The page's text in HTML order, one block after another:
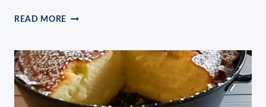
READ MORE BACON-
LECKERES
FINGERFOOD
MIT
GETROCKNETEN
TOMATEN,